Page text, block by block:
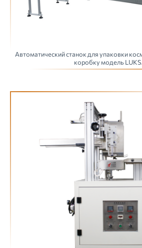
Автоматический станок для упаковки
коробку модель